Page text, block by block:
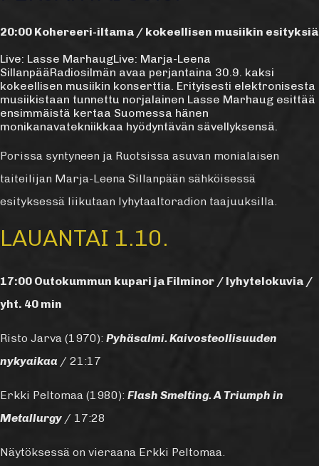
20:00 Kohereeri-iltama / kokeellisen musiikin esityksiä
Live: Lasse MarhaugLive: Marja-Leena
SillanpääRadiosilmän avaa perjantaina 30.9. kaksi
kokeellisen musiikin konserttia. Erityisesti elektronisesta
musiikistaan tunnettu norjalainen Lasse Marhaug esittää
ensimmäistä kertaa Suomessa hänen
monikanavatekniikkaa hyödyntävän sävellyksensä.
Porissa syntyneen ja Ruotsissa asuvan monialaisen
taiteilijan Marja-Leena Sillanpään sähköisessä
esityksessä liikutaan lyhytaaltoradion taajuuksilla.
LAUANTAI 1.10.
17:00 Outokummun kupari ja Filminor / lyhytelokuvia /
yht. 40 min
Risto Jarva (1970): Pyhäsalmi. Kaivosteollisuuden
nykyaikaa / 21:17
Erkki Peltomaa (1980): Flash Smelting. A Triumph in
Metallurgy / 17:28
Näytöksessä on vieraana Erkki Peltomaa.